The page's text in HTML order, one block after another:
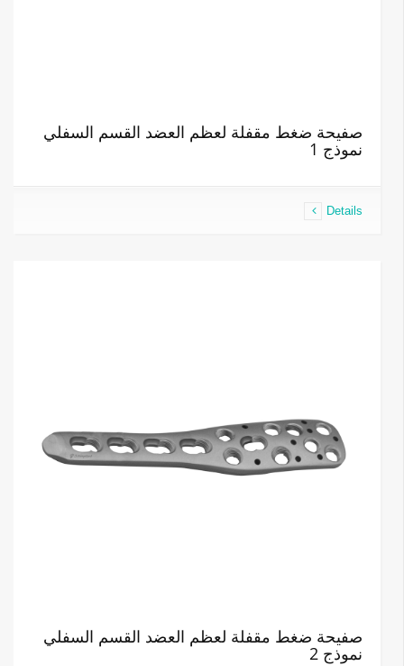
صفيحة ضغط مقفلة لعظم العضد القسم السفلي
نموذج 1
Details
صفيحة ضغط مقفلة لعظم العضد القسم السفلي
نموذج 2